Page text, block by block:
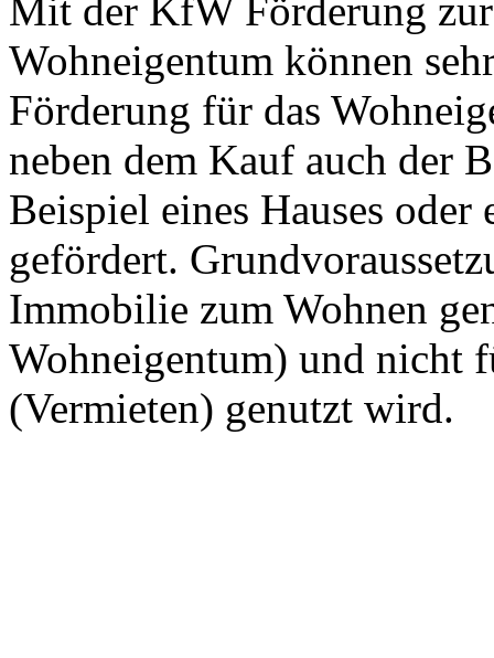
Mit der KfW Förderung
Wohneigentum können
Förderung für das
neben dem Kauf auch der
Beispiel eines Hauses
gefördert.
Immobilie zum Wohnen
Wohneigentum) und nicht
(Vermieten) genutzt wird.